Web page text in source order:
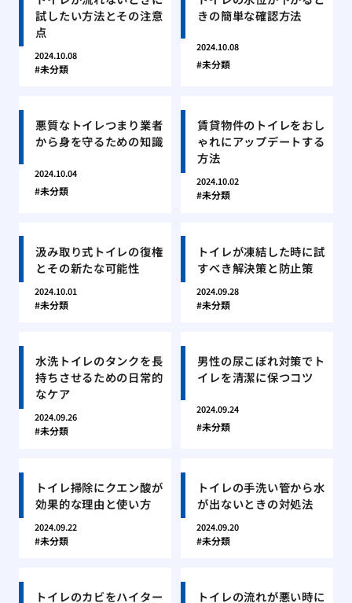
試したい方法とその注意
点
2024.10.08
未分類
きの簡単な確認方法
2024.10.08
未分類
悪質なトイレつまり業者
から身を守るための知識
2024.10.04
未分類
賃貸物件のトイレをおし
ゃれにアップデートする
方法
2024.10.02
未分類
汲み取り式トイレの復権
とその新たな可能性
2024.10.01
未分類
トイレが凍結した時に試
すべき解決策と防止策
2024.09.28
未分類
水洗トイレのタンクを長
持ちさせるための日常的
なケア
2024.09.26
未分類
男性の尿こぼれ対策でト
イレを清潔に保つコツ
2024.09.24
未分類
トイレ掃除にクエン酸が
効果的な理由と使い方
2024.09.22
未分類
トイレの手洗い管から水
が出ないときの対処法
2024.09.20
未分類
トイレのカビをハイター
トイレの流れが悪い時に